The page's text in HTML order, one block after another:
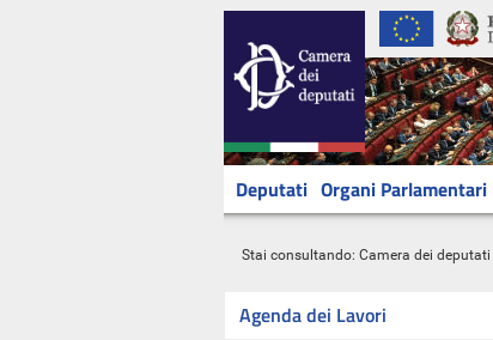
Deputati Organi Parlamentari
Stai consultando: Camera dei deputati
Agenda dei Lavori